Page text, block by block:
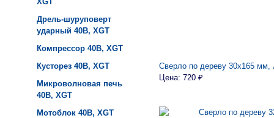
Дрель-шуруповерт
ударный 40B, XGT
Компрессор 40B, XGT
Кусторез 40B, XGT
Микроволновая печь
40B, XGT
Мотоблок 40B, XGT
Сверло по дереву 30х165 мм,
Цена: 720 ₽
Сверло по дереву